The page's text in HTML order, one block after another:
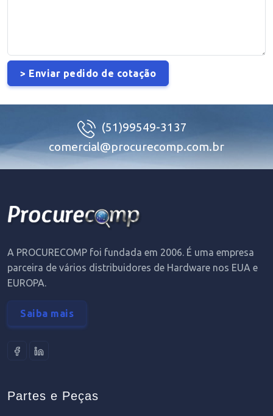
(51)99549-3137
comercial@procurecomp.com.br
A PROCURECOMP foi fundada em 2006. É uma empresa
parceira de vários distribuidores de Hardware nos EUA e
EUROPA.
Saiba mais
Partes e Peças